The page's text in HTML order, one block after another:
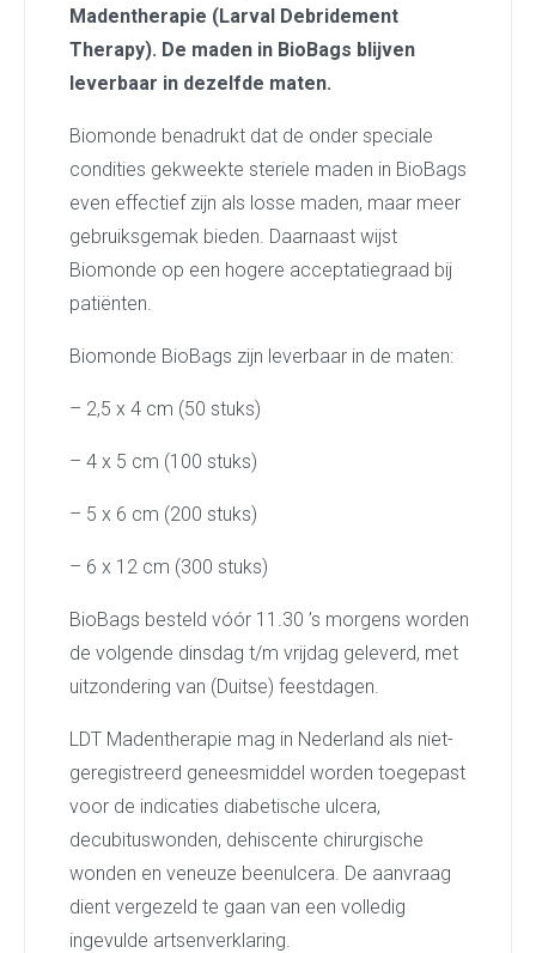
Madentherapie (Larval Debridement
Therapy). De maden in BioBags blijven
leverbaar in dezelfde maten.
Biomonde benadrukt dat de onder speciale
condities gekweekte steriele maden in BioBags
even effectief zijn als losse maden, maar meer
gebruiksgemak bieden. Daarnaast wijst
Biomonde op een hogere acceptatiegraad bij
patiënten.
Biomonde BioBags zijn leverbaar in de maten:
– 2,5 x 4 cm (50 stuks)
– 4 x 5 cm (100 stuks)
– 5 x 6 cm (200 stuks)
– 6 x 12 cm (300 stuks)
BioBags besteld vóór 11.30 ’s morgens worden
de volgende dinsdag t/m vrijdag geleverd, met
uitzondering van (Duitse) feestdagen.
LDT Madentherapie mag in Nederland als niet-
geregistreerd geneesmiddel worden toegepast
voor de indicaties diabetische ulcera,
decubituswonden, dehiscente chirurgische
wonden en veneuze beenulcera. De aanvraag
dient vergezeld te gaan van een volledig
ingevulde artsenverklaring.